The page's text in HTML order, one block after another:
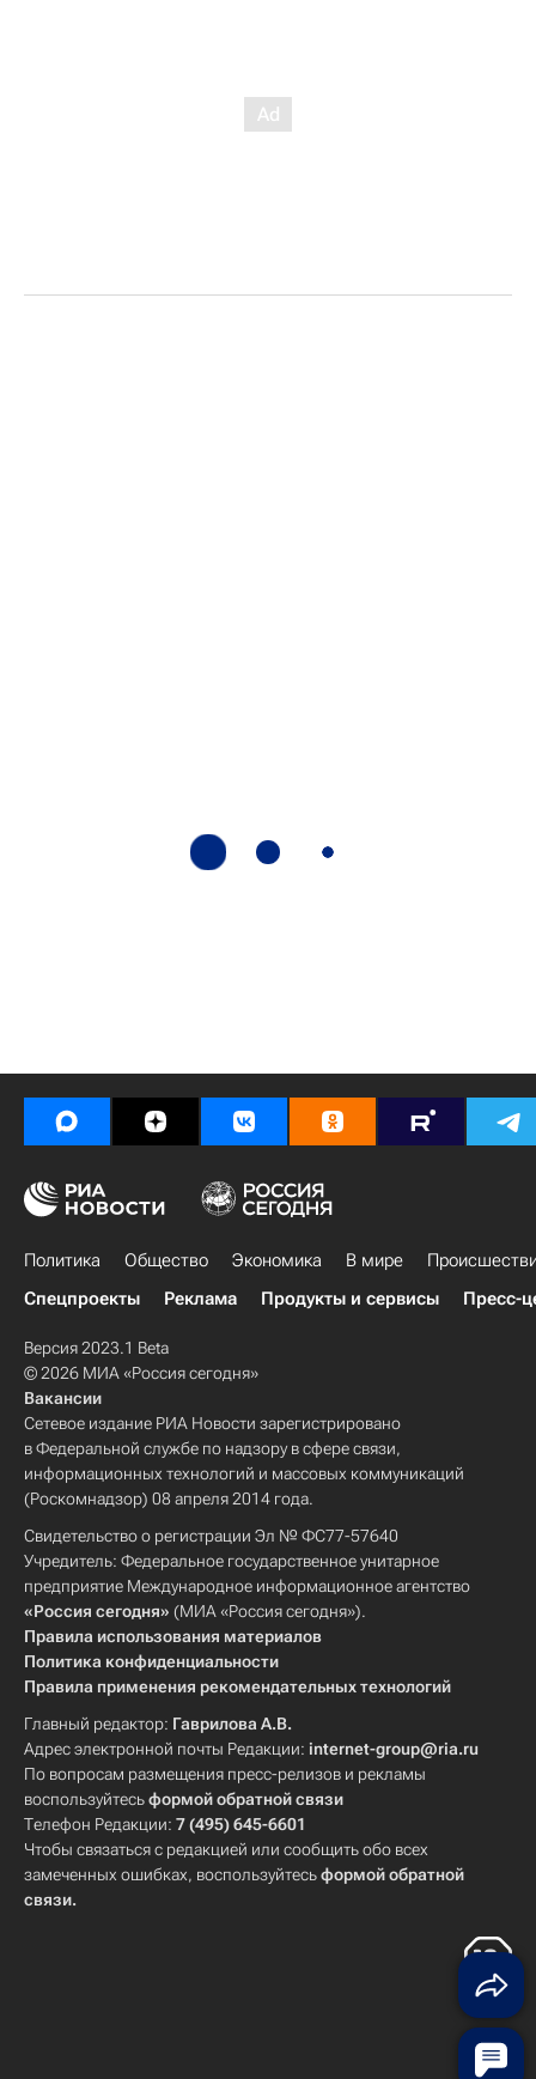
Политика Общество Экономика В мире
Спецпроекты
Реклама Продукты и сервисы Пресс-
Версия 2023.1 Beta
© 2026 МИА «Россия сегодня»
Вакансии
Сетевое издание РИА Новости зарегистрировано
в Федеральной службе по надзору в сфере связи,
информационных технологий и массовых коммуникаций
(Роскомнадзор) 08 апреля 2014 года.
Свидетельство о регистрации Эл № ФС77-57640
Учредитель: Федеральное государственное унитарное
предприятие Международное информационное агентство
«Россия сегодня» (МИА «Россия сегодня»).
Правила использования материалов
Политика конфиденциальности
Правила применения рекомендательных технологий
Главный редактор: Гаврилова А.В.
Адрес электронной почты Редакции: internet-group@ria.ru
По вопросам размещения пресс-релизов и рекламы
воспользуйтесьформой обратной связи
Телефон Редакции: 7 (495) 645-6601
Чтобы связаться с редакцией или сообщить обо всех
замеченных ошибках, воспользуйтесьформой обратной
связи.